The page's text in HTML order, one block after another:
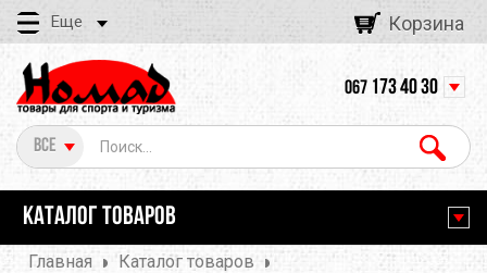
Еще Корзина
Все
067 173 40 30
КАТАЛОГ ТОВАРОВ
Главная
Каталог товаров